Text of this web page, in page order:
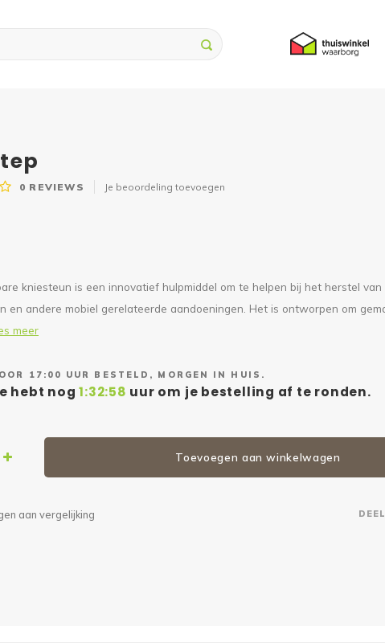
0 REVIEWS Je beoordeling toevoegen
kniesteun is een innovatief hulpmiddel om te helpen bij het herstel van
en andere mobiel gerelateerde aandoeningen. Het is ontworpen om
meer
17:00 UUR BESTELD, MORGEN IN HUIS.
hebt nog1:32:57uur om je bestelling af te ronden.
Toevoegen aan winkelwagen
aan vergelijking